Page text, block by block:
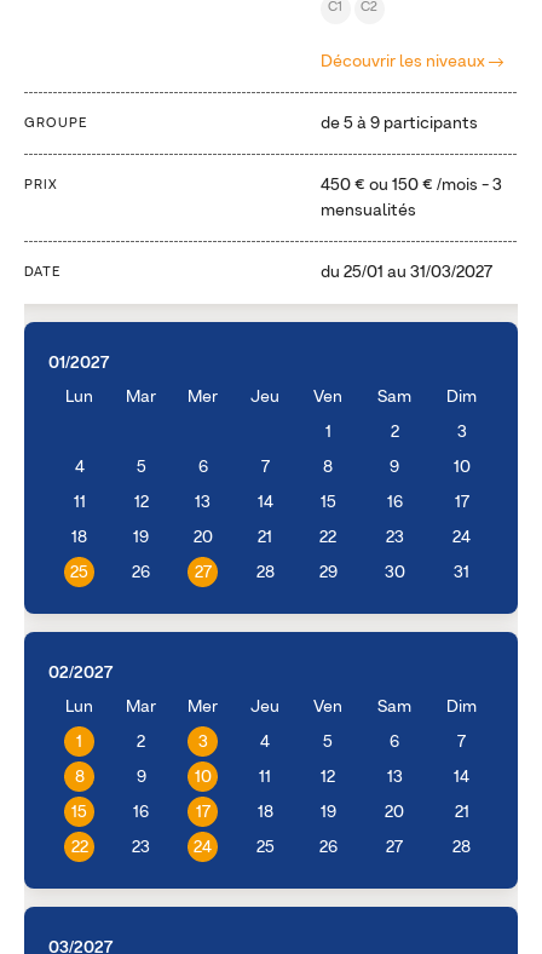
C1 C2
Découvrir les niveaux
GROUPE de 5 à 9 participants
PRIX 450 € ou 150 € /mois - 3
mensualités
DATE du 25/01 au 31/03/2027
01/2027
Lun
Mar Mer Jeu Ven Sam Dim
1 2 3
4 5 6 7 8 9 10
11 12 13 14 15 16 17
18 19 20 21 22 23 24
25 26 27 28 29 30 31
02/2027
Lun
Mar Mer Jeu Ven Sam Dim
1 2 3 4 5 6 7
8 9 10 11 12 13 14
15 16 17 18 19 20 21
22 23 24 25 26 27 28
03/2027